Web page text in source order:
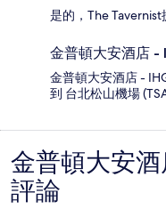
是的，The Tavernist
金普頓大安酒店 -
金普頓大安酒店 -
到 台北松山機場
評
論
金普頓大安
評論